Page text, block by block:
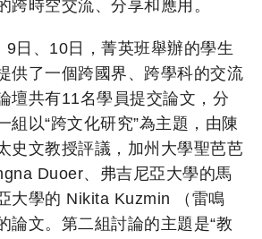
跨時空交流、分享和應用。
9日、10日，菁英班舉辦的學生
供了一個跨國界、跨學科的交流
壇共有11名學員提交論文，分
組以“跨文化研究”為主題，由陳
史文教授評議，加州大學聖芭芭
Duoer、弗吉尼亞大學的馬
大學的 Nikita Kuzmin （雷鳴
論文。第二組討論的主題是“教